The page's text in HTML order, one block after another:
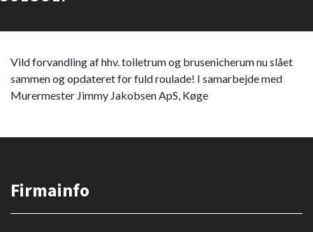
Vild forvandling af hhv. toiletrum og brusenicherum nu slået
sammen og opdateret for fuld roulade! I samarbejde med
Murermester Jimmy Jakobsen ApS, Køge
Firmainfo